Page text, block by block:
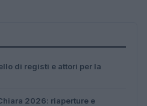
di registi e attori per la
2026: riaperture e